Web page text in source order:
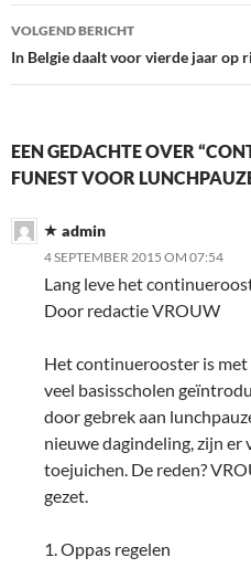
VOLGEND BERICHT
In Belgie daalt voor vierde jaar op
EEN GEDACHTE OVER
FUNEST VOOR
admin
4 SEPTEMBER 2015 OM 07:54
Lang leve het
Door redactie VROUW
Het continuerooster is
veel basisscholen
door gebrek aan
nieuwe dagindeling, zijn er
toejuichen. De reden?
gezet.
1. Oppas regelen